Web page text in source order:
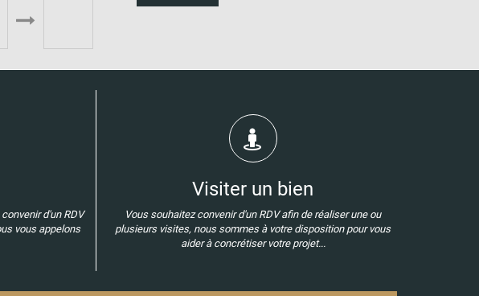
d'un RDV
vous appelons
Visiter un bien
Vous souhaitez convenir d'un RDV afin de réaliser une ou
plusieurs visites, nous sommes à votre disposition pour vous
aider à concrétiser votre projet...